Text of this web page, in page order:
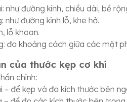
như đường kính, chiều dài, bề
như đường kính lỗ, khe hở.
lỗ khoan.
đo khoảng cách giữa các mặt
của thước kẹp cơ khí
chính:
– để kẹp và đo kích thước bên